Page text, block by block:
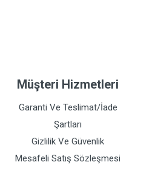
Müşteri Hizmetleri
Garanti Ve Teslimat/İade
Şartları
Gizlilik Ve Güvenlik
Mesafeli Satış Sözleşmesi